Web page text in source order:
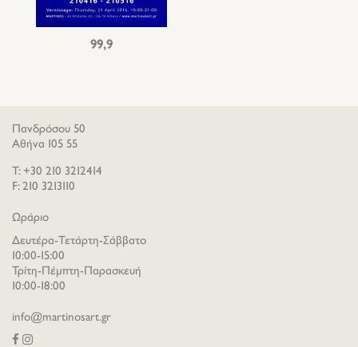
99,9
Πανδρόσου 50
Αθήνα 105 55
T: +30 210 3212414
F: 210 3213110
Ωράριο
Δευτέρα-Τετάρτη-Σάββατο
10:00-15:00
Τρίτη-Πέμπτη-Παρασκευή
10:00-18:00
info@martinosart.gr